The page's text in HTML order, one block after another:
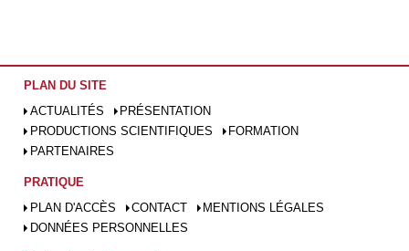
PLAN DU SITE
ACTUALITÉS
PRÉSENTATION
PRODUCTIONS SCIENTIFIQUES
FORMATION
PARTENAIRES
PRATIQUE
PLAN D'ACCÈS
CONTACT
MENTIONS LÉGALES
DONNÉES PERSONNELLES